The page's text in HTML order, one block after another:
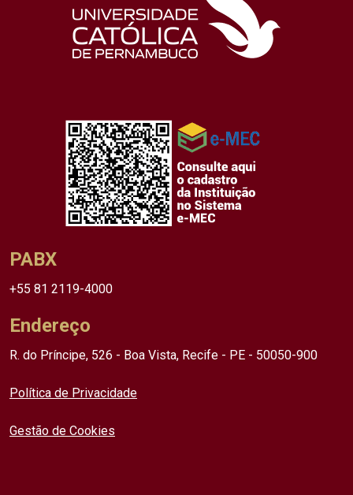
PABX
+55 81 2119-4000
Endereço
R. do Príncipe, 526 - Boa Vista, Recife - PE - 50050-900
Política de Privacidade
Gestão de Cookies